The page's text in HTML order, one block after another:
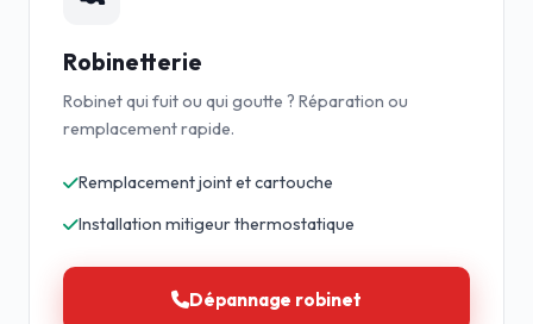
Robinetterie
Robinet qui fuit ou qui goutte ? Réparation ou
remplacement rapide.
Remplacement joint et cartouche
Installation mitigeur thermostatique
Dépannage robinet